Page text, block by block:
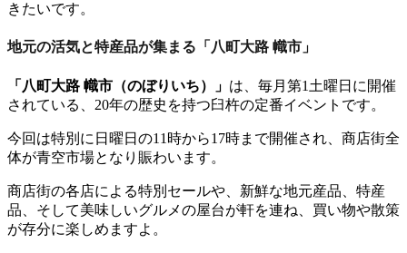
きたいです。
地元の活気と特産品が集まる「八町大路 幟市」
「八町大路 幟市（のぼりいち）」 は、毎月第1土曜日に開催
されている、20年の歴史を持つ臼杵の定番イベントです。
今回は特別に日曜日の11時から17時まで開催され、商店街全
体が青空市場となり賑わいます。
商店街の各店による特別セールや、新鮮な地元産品、特産
品、そして美味しいグルメの屋台が軒を連ね、買い物や散策
が存分に楽しめますよ。